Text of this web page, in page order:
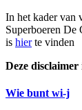
In het kader van
Superboeren De
is hierte vinden
Deze
Wie bunt wi-j